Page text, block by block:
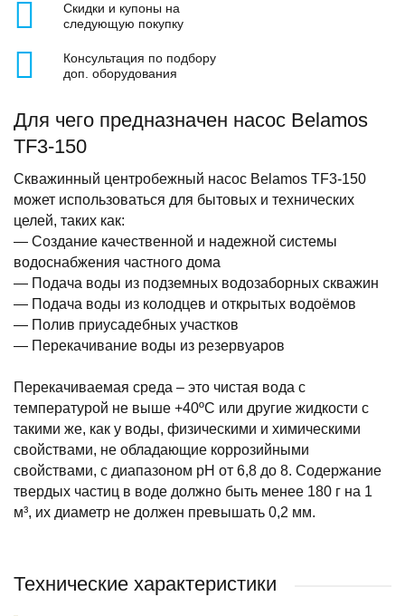
Скидки и купоны на
следующую покупку
Консультация по подбору
доп. оборудования
Для чего предназначен насос Belamos
TF3-150
Скважинный центробежный насос Belamos TF3-150
может использоваться для бытовых и технических
целей, таких как:
— Создание качественной и надежной системы
водоснабжения частного дома
— Подача воды из подземных водозаборных скважин
— Подача воды из колодцев и открытых водоёмов
— Полив приусадебных участков
— Перекачивание воды из резервуаров
Перекачиваемая среда – это чистая вода с
температурой не выше +40ºС или другие жидкости с
такими же, как у воды, физическими и химическими
свойствами, не обладающие коррозийными
свойствами, с диапазоном pH от 6,8 до 8. Содержание
твердых частиц в воде должно быть менее 180 г на 1
м³, их диаметр не должен превышать 0,2 мм.
Технические характеристики